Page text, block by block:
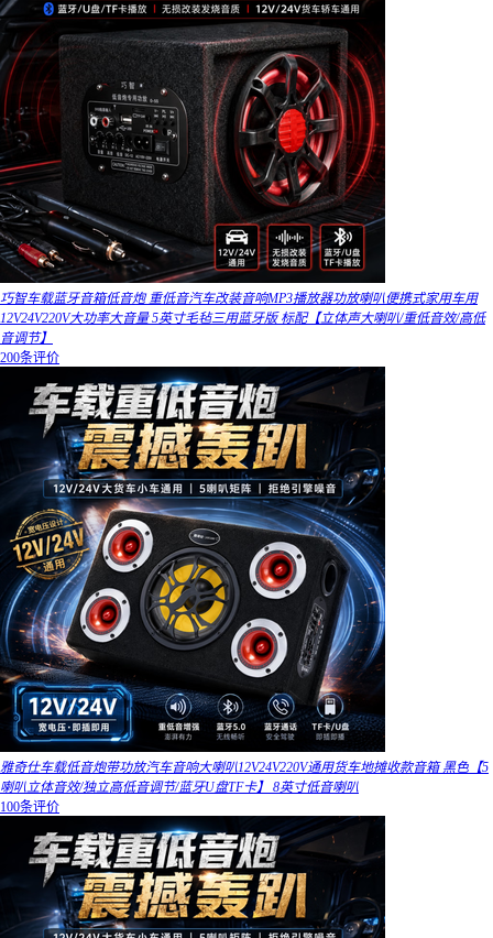
巧智车载蓝牙音箱低音炮 重低音汽车改装音响MP3播放器功放喇叭便携式家用车用
12V24V220V大功率大音量 5英寸毛毡三用蓝牙版 标配【立体声大喇叭/重低音效/高低
音调节】
200条评价
雅奇仕车载低音炮带功放汽车音响大喇叭12V24V220V通用货车地摊收款音箱 黑色【5
喇叭立体音效/独立高低音调节/蓝牙U盘TF卡】 8英寸低音喇叭
100条评价